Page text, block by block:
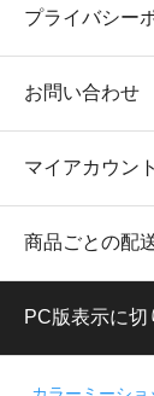
プライバシー
お問い合わせ
マイアカウント
商品ごとの配
PC版表示に切